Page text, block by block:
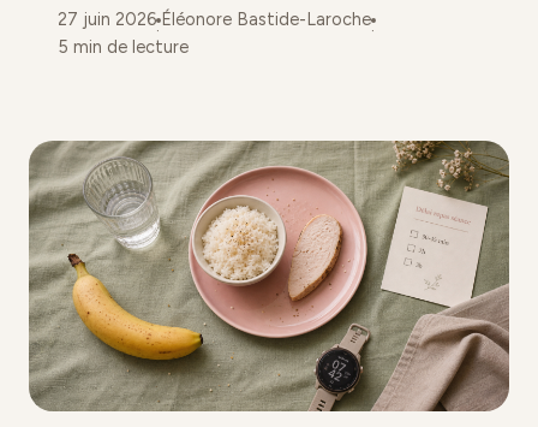
27 juin 2026
·
Éléonore Bastide-Laroche
·
5 min de lecture